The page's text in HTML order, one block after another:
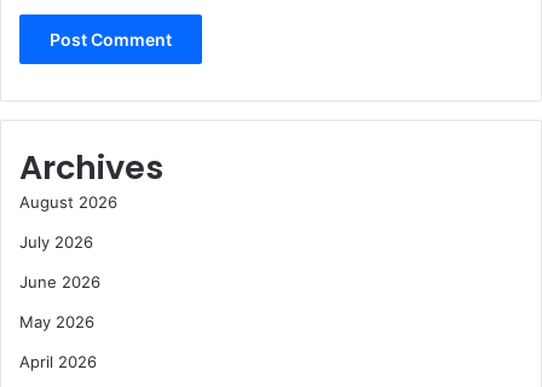
Archives
August 2026
July 2026
June 2026
May 2026
April 2026